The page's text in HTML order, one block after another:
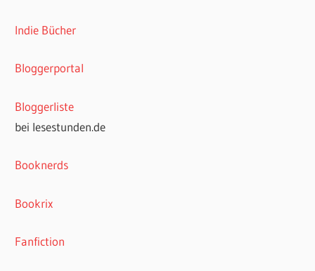
Indie Bücher
Bloggerportal
Bloggerliste
bei lesestunden.de
Booknerds
Bookrix
Fanfiction